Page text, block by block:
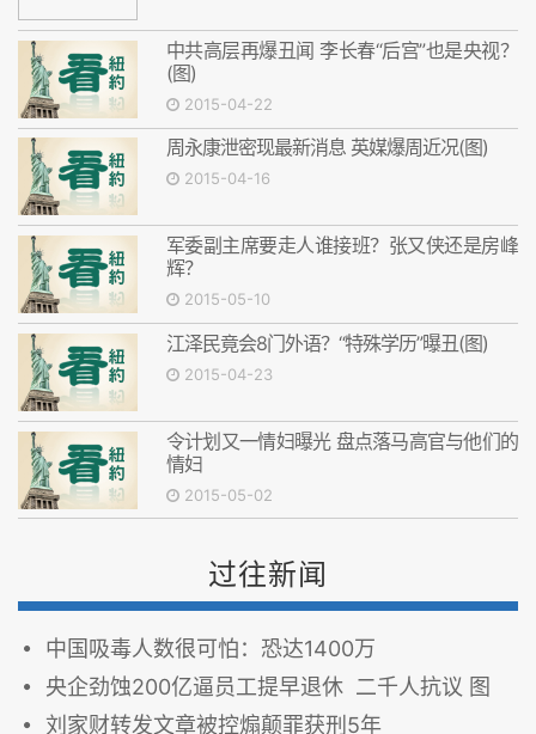
中共高层再爆丑闻 李长春“后宫”也是央视？
(图)
2015-04-22
周永康泄密现最新消息 英媒爆周近况(图)
2015-04-16
军委副主席要走人谁接班？张又侠还是房峰
辉？
2015-05-10
江泽民竟会8门外语？“特殊学历”曝丑(图)
2015-04-23
令计划又一情妇曝光 盘点落马高官与他们的
情妇
2015-05-02
过往新闻
中国吸毒人数很可怕：恐达1400万
央企劲蚀200亿逼员工提早退休 二千人抗议 图
刘家财转发文章被控煽颠罪获刑5年